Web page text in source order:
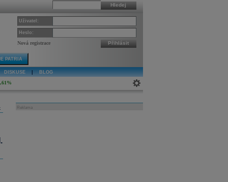
Hledej
Uživatel:
Heslo:
Nová registrace Přihlásit
PATRIA
DISKUSE BLOG
Reklama